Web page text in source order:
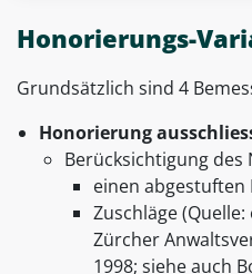
Honorierungs-
Grundsätzlich sind 4
Honorierung
Berücksichtigung des
einen
Zuschläge
Zürcher
1998; siehe auch